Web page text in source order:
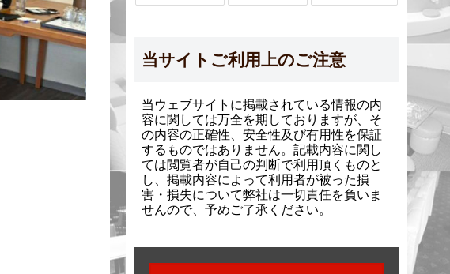
当サイトご利用上のご注意
当ウェブサイトに掲載されている情報の内
容に関しては万全を期しておりますが、そ
の内容の正確性、安全性及び有用性を保証
するものではありません。記載内容に関し
ては閲覧者が自己の判断で利用頂くものと
し、掲載内容によって利用者が被った損
害・損失について弊社は一切責任を負いま
せんので、予めご了承ください。